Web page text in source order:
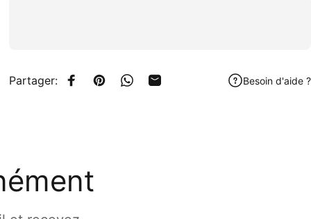
Partager: Partager sur Facebook
Épingler sur Pinterest
Partager sur WhatsApp
Partager par EmailBesoin d'aide ?